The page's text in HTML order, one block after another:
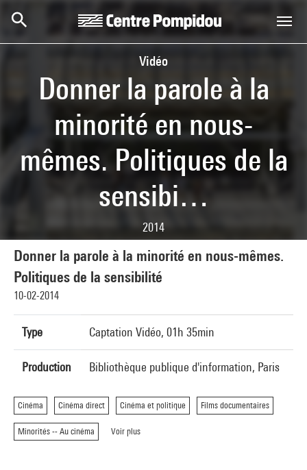
Vidéo
Donner la parole à la
minorité en nous-
mêmes. Politiques de la
sensibi…
2014
Donner la parole à la minorité en nous-mêmes.
Politiques de la sensibilité
10-02-2014
Type Captation Vidéo, 01h 35min
Production Bibliothèque publique d'information, Paris
Cinéma Cinéma direct Cinéma et politique Films documentaires
Minorités -- Au cinéma Voir plus